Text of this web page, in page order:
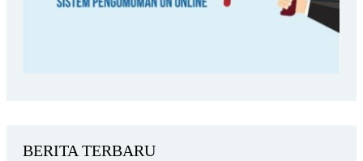
BERITA TERBARU